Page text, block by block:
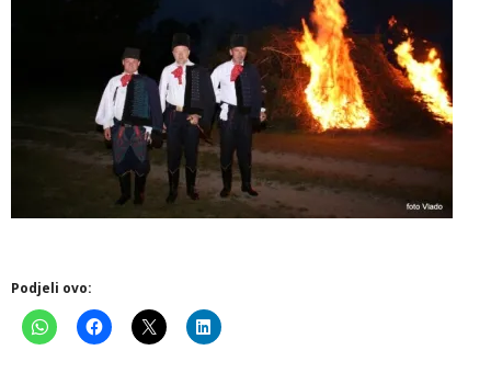
Podjeli ovo: